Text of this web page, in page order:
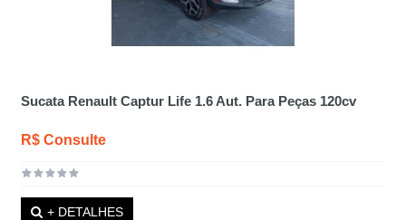
Sucata Renault Captur Life 1.6 Aut. Para Peças 120cv
R$ Consulte
+ DETALHES